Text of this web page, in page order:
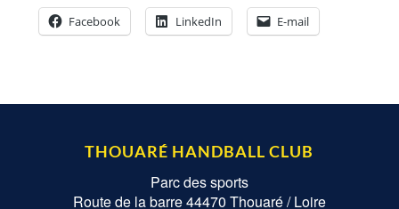
Facebook LinkedIn E-mail
THOUARÉ HANDBALL CLUB
Parc des sports
Route de la barre 44470 Thouaré / Loire